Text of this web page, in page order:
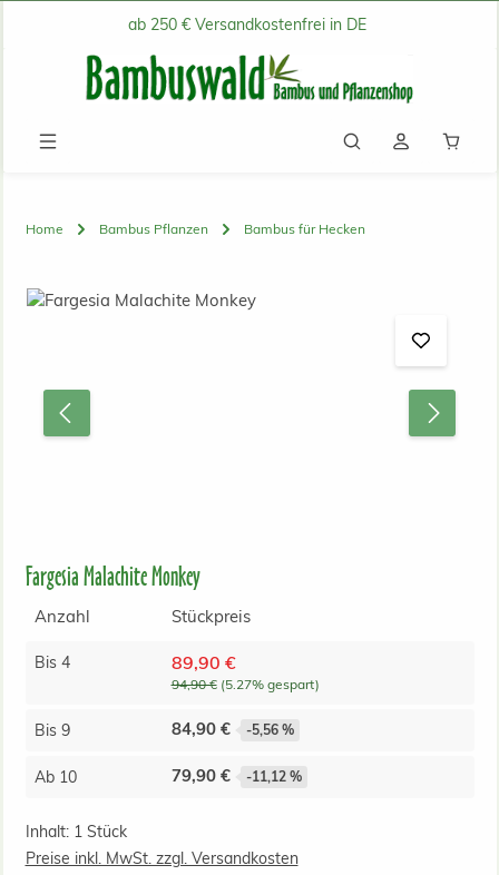
Zum Hauptinhalt springenab 250 € Versandkostenfrei in DE
Home Bambus Pflanzen Bambus für Hecken
Bildergalerie überspringen
Fargesia Malachite Monkey
Anzahl Stückpreis
Bis 4 89,90 €
94,90 € (5.27% gespart)
Bis 9 84,90 € -5,56 %
Ab 10 79,90 € -11,12 %
Inhalt: 1 Stück
Preise inkl. MwSt. zzgl. Versandkosten